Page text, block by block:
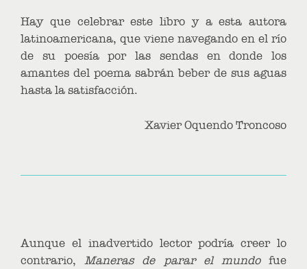
Hay que celebrar este libro y a esta autora
latinoamericana, que viene navegando en el río
de su poesía por las sendas en donde los
amantes del poema sabrán beber de sus aguas
hasta la satisfacción.
Xavier Oquendo Troncoso
Aunque el inadvertido lector podría creer lo
contrario,Maneras de parar el mundofue